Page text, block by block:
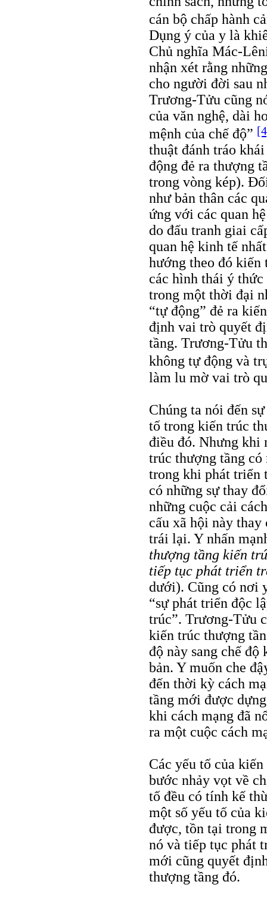
cán bộ chấp hành
Dụng ý của y là
Chủ nghĩa Mác-
nhận xét rằng
cho người đời sau
Trương-Tửu cũng
của văn nghệ, dài
mệnh của chế độ”
thuật đánh tráo
động đẻ ra thượng
trong vòng kép).
như bản thân các
ứng với các quan
do đấu tranh giai
quan hệ kinh tế
hướng theo đó
các hình thái ý
trong một thời đại
“tự động” đẻ ra
định vai trò quyết
tầng. Trương-Tửu
không tự động và
làm lu mờ vai trò
Chúng ta nói đến
tố trong kiến trúc
điều đó. Nhưng khi
trúc thượng tầng
trong khi phát triển
có những sự thay
những cuộc cải
cấu xã hội này
trái lại. Y nhấn
thượng tầng kiến
tiếp tục phát triển
dưới). Cũng có nơi
“sự phát triển độc
trúc”. Trương-Tửu
kiến trúc thượng
độ này sang chế
bản. Y muốn che
đến thời kỳ cách
tầng mới được
khi cách mạng đã
ra một cuộc cách
Các yếu tố của
bước nhảy vọt về
tố đều có tính kế
một số yếu tố của
được, tồn tại trong
nó và tiếp tục phát
mới cũng quyết
thượng tầng đó.